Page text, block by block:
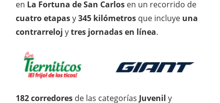
en La Fortuna de San Carlos en un recorrido de
cuatro etapasy345 kilómetros que incluye una
contrarreloj ytres jornadas en línea.
182 corredores de las categorías Juvenil y